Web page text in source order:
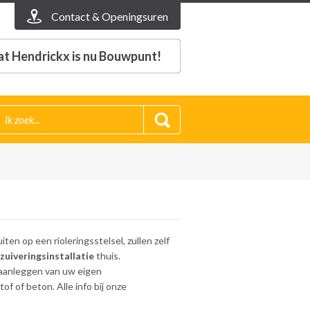
Contact & Openingsuren
Hendrickx is nu Bouwpunt!
op een rioleringsstelsel, zullen zelf
thuis.
van uw eigen
of beton. Alle info bij onze